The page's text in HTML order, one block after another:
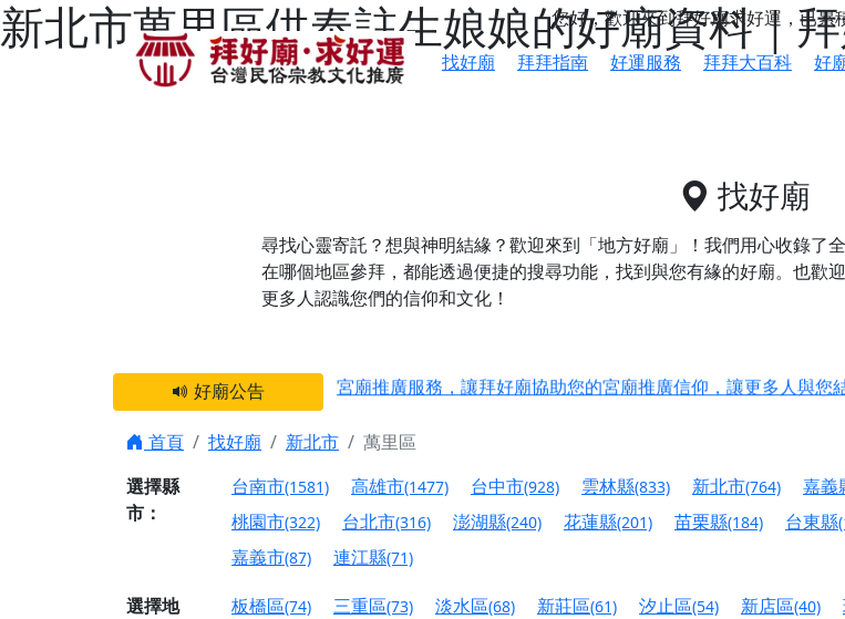
新北市萬里區供奉註生娘娘的好廟資料｜
您好，歡迎來到拜好廟求好運，已累
找好廟
拜拜指南 好運服務 拜拜大百科 好
找好廟
尋找心靈寄託？想與神明結緣？歡迎來到「地方好廟」！我們用心收錄了
在哪個地區參拜，都能透過便捷的搜尋功能，找到與您有緣的好廟。 也歡
更多人認識您們的信仰和文化！
好廟公告
宮廟推廣服務，讓拜好廟協助您的宮廟推廣信仰，讓更多人與您
之旅」！
【台北北投 唭哩岸慈生宮】慶讚中元普渡法會，誠摯邀請您一
【屏東縣獅子鄉 楓港清華山聖天宮】驪山母娘聖誕暨中元普渡
終追遠、廣植福田
【桃園市 桃園蓮華寺】盂蘭盆中元報恩法會，這場法會不只是
願平安順遂的慈悲心意。
首頁 找好廟 新北市
萬里區
選擇縣
市：
台南市(1581) 高雄市(1477) 台中市(928) 雲林縣(833) 新北市(764) 嘉義
桃園市(322) 台北市(316) 澎湖縣(240) 花蓮縣(201) 苗栗縣(184) 台東縣
嘉義市(87) 連江縣(71)
選擇地
板橋區(74) 三重區(73) 淡水區(68) 新莊區(61) 汐止區(54) 新店區(40)